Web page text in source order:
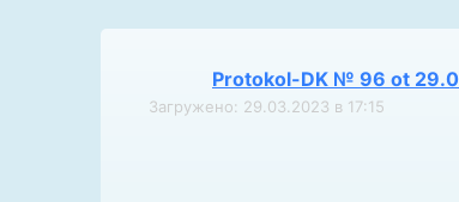
Protokol-DK № 96 ot
Загружено: 29.03.2023 в 17:15